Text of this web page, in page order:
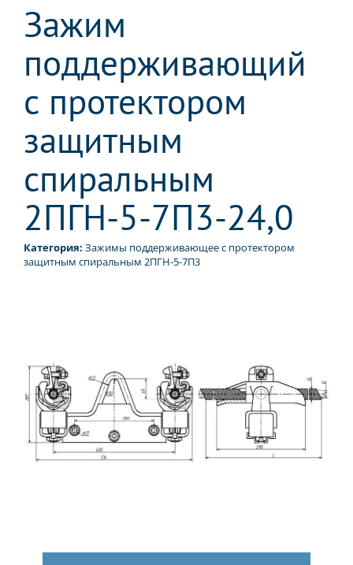
Зажим
поддерживающий
с протектором
защитным
спиральным
2ПГН-5-7П3-24,0
Категория: Зажимы поддерживающее с протектором
защитным спиральным 2ПГН-5-7П3